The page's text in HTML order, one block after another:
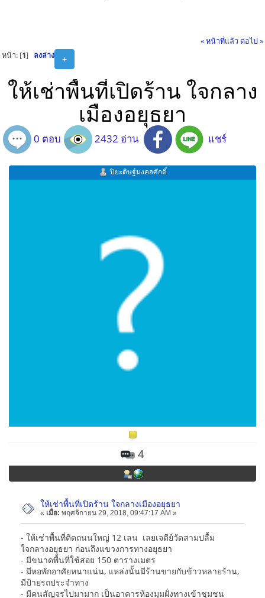
« หน้าที่แล้ว ต่อไป »
+
หน้า: [1] ลงล่าง
ให้เช่าพื้นที่เปิดร้าน ใจกลาง
เมืองอยุธยา
0 ตอบ 2432 อ่าน แชร์
ปิยะดิษฐ์มงคลศักดิ์
4
ให้เช่าพื้นที่เปิดร้าน ใจกลางเมืองอยุธยา
« เมื่อ: พฤศจิกายน 29, 2018, 09:47:17 AM »
- ให้เช่าพื้นที่ติดถนนใหญ่ 12 เลน เลยเจดีย์วัดสามปลื้ม
ใจกลางอยุธยา ก่อนถึงแขวงการทางอยุธยา
- มีขนาดพื้นที่ใช้สอย 150 ตารางเมตร
- มีหอพักอาศัยหนาแน่น, แหล่งนั้นมีร้านขายกับข้าวหลายร้าน,
มีป้ายรถประจำทาง
- มีคนสัญจรไปมามาก เป็นอาคารห้องมุมฝั่งทางเข้าชุมชน